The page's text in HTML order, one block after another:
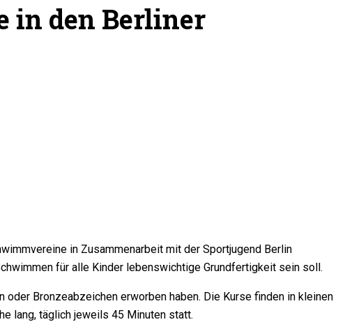
in den Berliner
in Zusammenarbeit mit der Sportjugend Berlin
für alle Kinder lebenswichtige Grundfertigkeit sein soll.
Bronzeabzeichen erworben haben. Die Kurse finden in kleinen
lang, täglich jeweils 45 Minuten statt.